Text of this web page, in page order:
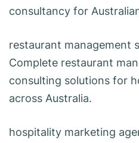
consultancy for
restaurant management
Complete restaurant
consulting solutions for
across Australia.
hospitality marketing